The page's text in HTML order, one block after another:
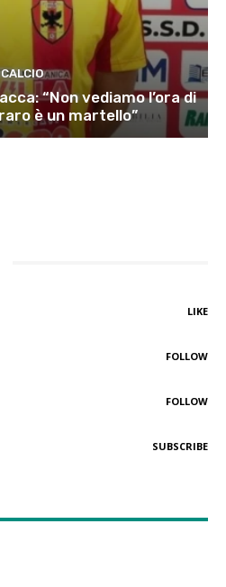
CALCIO
“Non vediamo l’ora di
è un martello”
LIKE
FOLLOW
FOLLOW
SUBSCRIBE